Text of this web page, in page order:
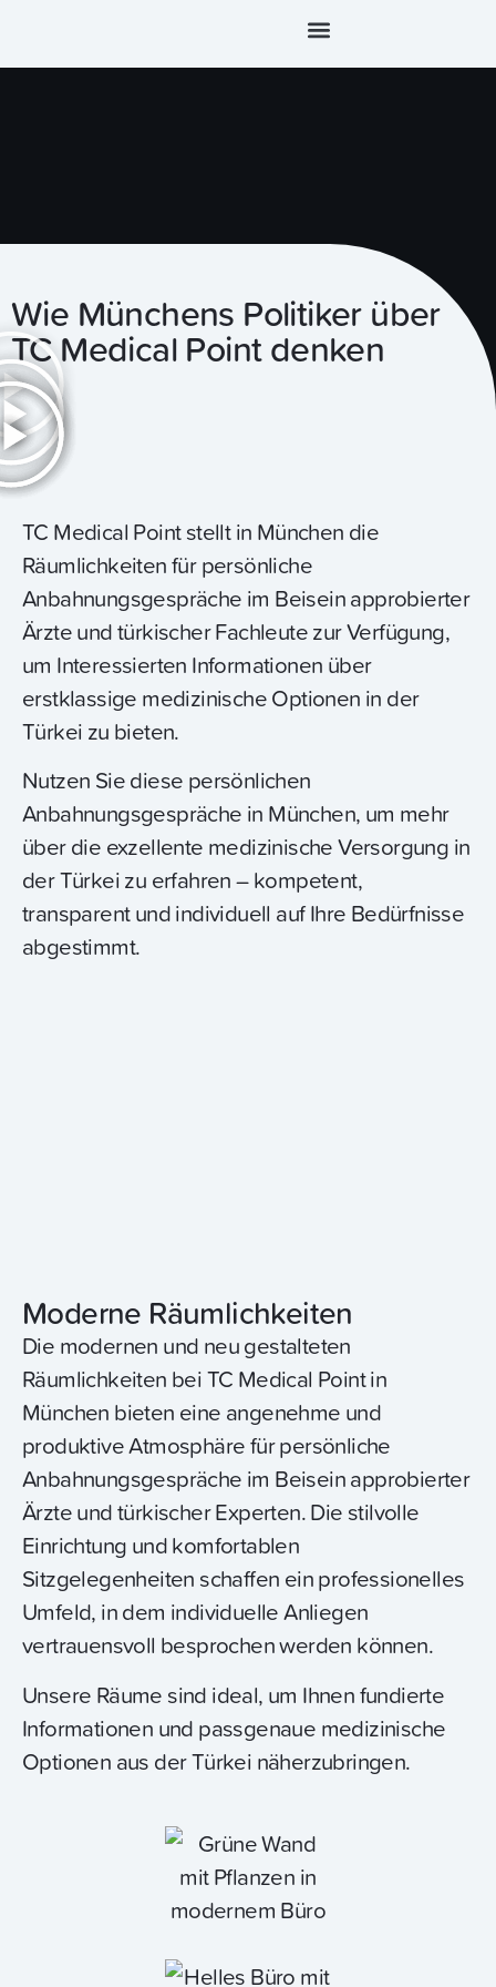
Wie Münchens Politiker über
TC Medical Point denken
TC Medical Point stellt in München die
Räumlichkeiten für persönliche
Anbahnungsgespräche im Beisein approbierter
Ärzte und türkischer Fachleute zur Verfügung,
um Interessierten Informationen über
erstklassige medizinische Optionen in der
Türkei zu bieten.
Nutzen Sie diese persönlichen
Anbahnungsgespräche in München, um mehr
über die exzellente medizinische Versorgung in
der Türkei zu erfahren – kompetent,
transparent und individuell auf Ihre Bedürfnisse
abgestimmt.
Moderne Räumlichkeiten
Die modernen und neu gestalteten
Räumlichkeiten bei TC Medical Point in
München bieten eine angenehme und
produktive Atmosphäre für persönliche
Anbahnungsgespräche im Beisein approbierter
Ärzte und türkischer Experten. Die stilvolle
Einrichtung und komfortablen
Sitzgelegenheiten schaffen ein professionelles
Umfeld, in dem individuelle Anliegen
vertrauensvoll besprochen werden können.
Unsere Räume sind ideal, um Ihnen fundierte
Informationen und passgenaue medizinische
Optionen aus der Türkei näherzubringen.